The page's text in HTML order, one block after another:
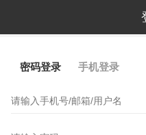
密码登录 手机登录